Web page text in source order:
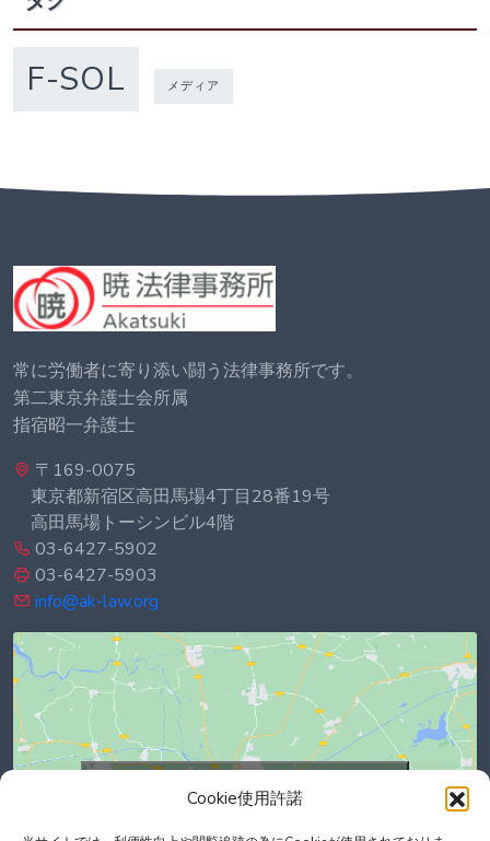
Cookie使用許諾
F-SOL メディア
常に労働者に寄り添い闘う法律事務所です。
第二東京弁護士会所属
指宿昭一弁護士
〒169-0075
東京都新宿区高田馬場4丁目28番19号
高田馬場トーシンビル4階
03-6427-5902
03-6427-5903
info@ak-law.org
Click to accept marketing cookies and
enable this content